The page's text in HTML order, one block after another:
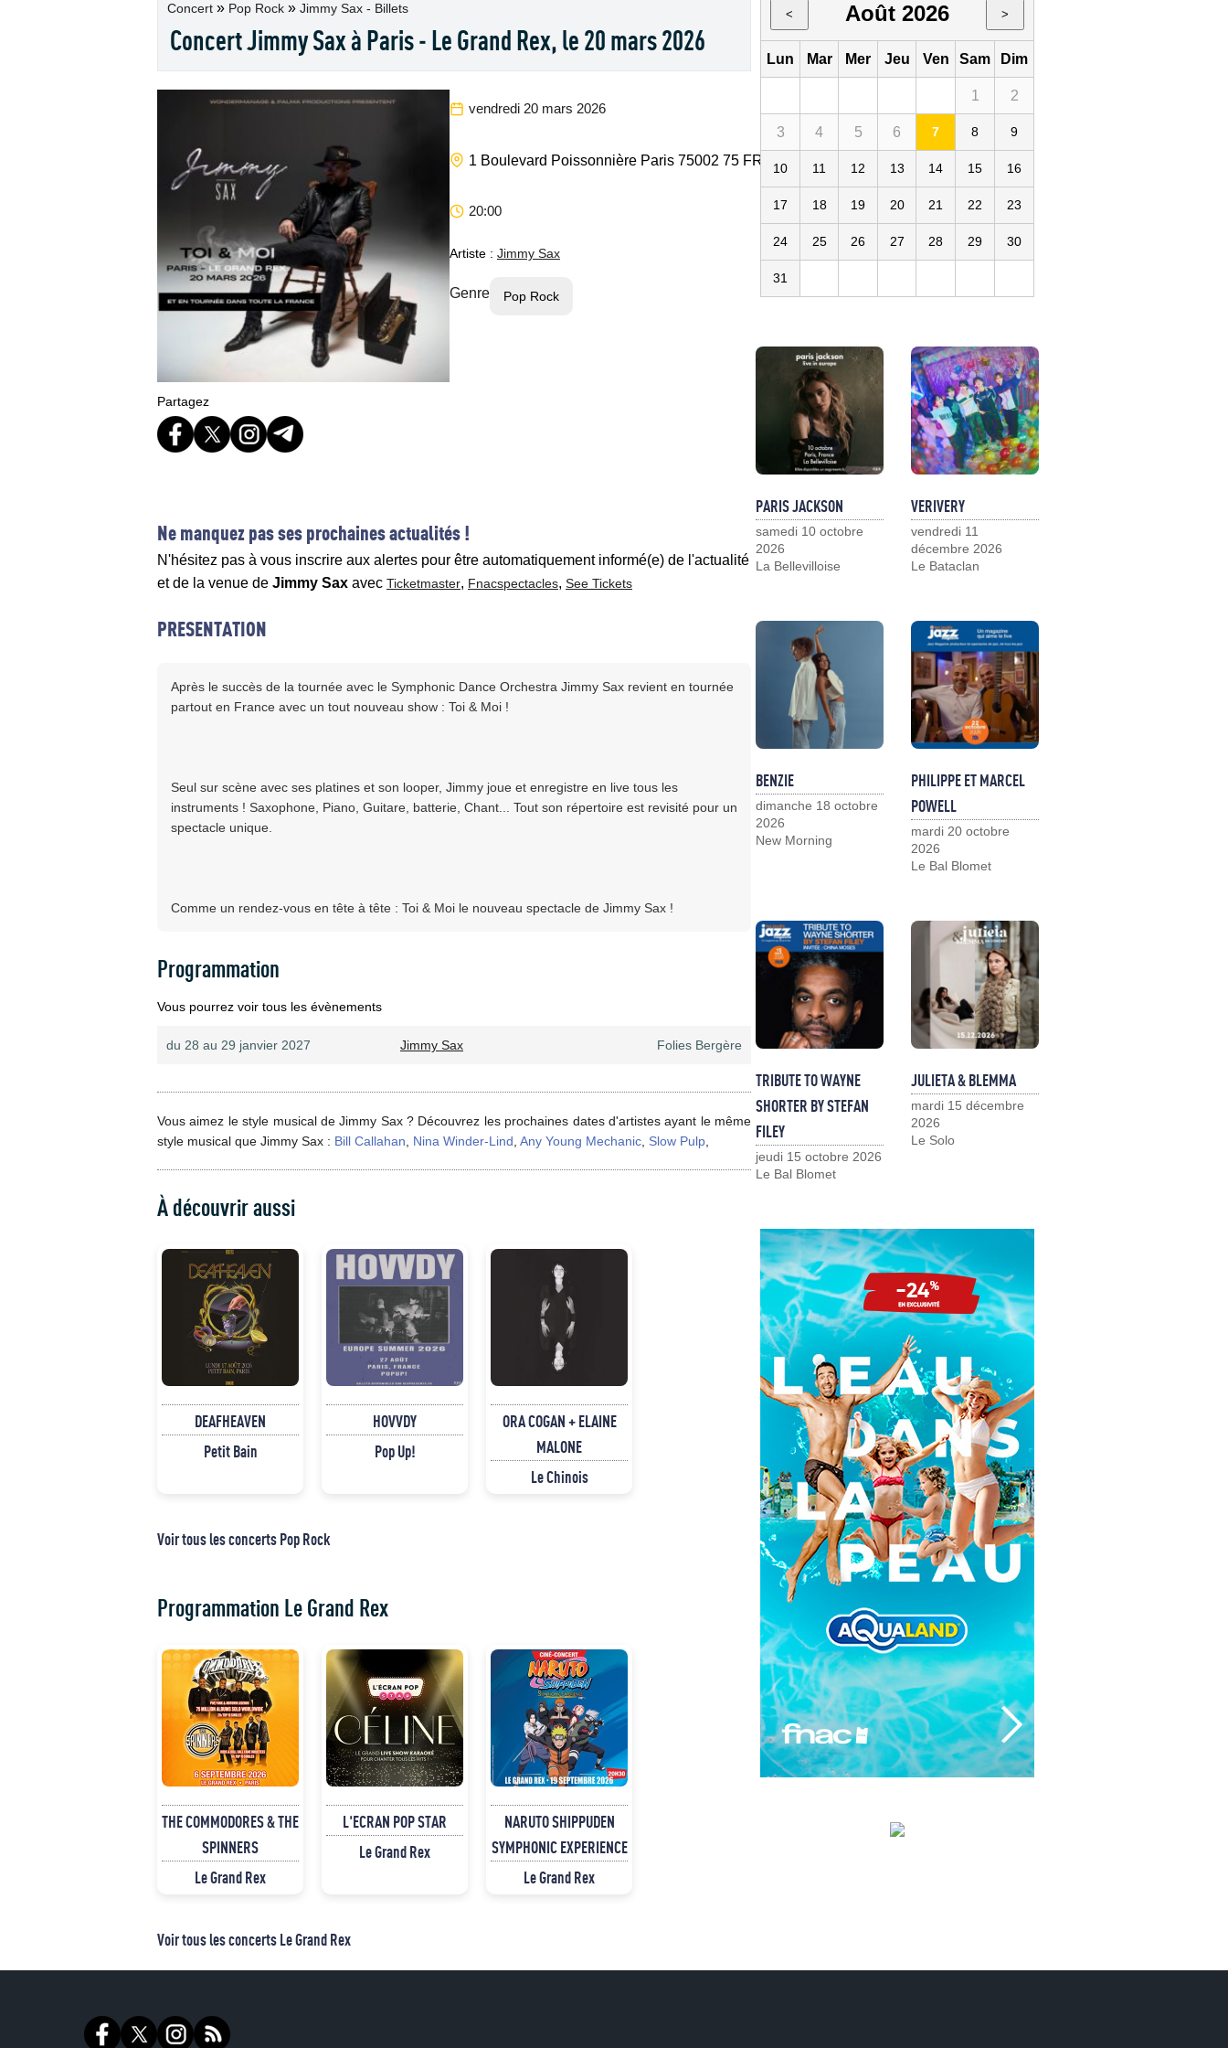
Concert » Pop Rock » Jimmy Sax - Billets
Concert Jimmy Sax à Paris - Le Grand Rex, le 20 mars 2026
vendredi 20 mars 2026
1 Boulevard Poissonnière Paris 75002 75 FR Le Grand Rex
20:00
Artiste : Jimmy Sax
Genre Pop Rock
Partagez
Ne manquez pas ses prochaines actualités !
N'hésitez pas à vous inscrire aux alertes pour être automatiquement informé(e) de l'actualité
et de la venue de Jimmy Sax avec Ticketmaster, Fnacspectacles, See Tickets
PRESENTATION
Après le succès de la tournée avec le Symphonic Dance Orchestra Jimmy Sax revient en tournée
partout en France avec un tout nouveau show : Toi & Moi !
Seul sur scène avec ses platines et son looper, Jimmy joue et enregistre en live tous les
instruments ! Saxophone, Piano, Guitare, batterie, Chant... Tout son répertoire est revisité pour un
spectacle unique.
Comme un rendez-vous en tête à tête : Toi & Moi le nouveau spectacle de Jimmy Sax !
Programmation
Vous pourrez voir tous les évènements
du 28 au 29 janvier 2027 Jimmy Sax Folies Bergère
Vous aimez le style musical de Jimmy Sax ? Découvrez les prochaines dates d'artistes ayant le même
style musical que Jimmy Sax : Bill Callahan Nina Winder-Lind Any Young Mechanic Slow Pulp
À découvrir aussi
DEAFHEAVEN
Petit Bain
HOVVDY
Pop Up!
ORA COGAN + ELAINE
MALONE
Le Chinois
Voir tous les concerts Pop Rock
Programmation Le Grand Rex
THE COMMODORES & THE
SPINNERS
Le Grand Rex
L'ECRAN POP STAR
Le Grand Rex
NARUTO SHIPPUDEN
SYMPHONIC EXPERIENCE
Le Grand Rex
Voir tous les concerts Le Grand Rex
< Août 2026 >
Lun Mar Mer Jeu Ven Sam Dim
1 2
3 4 5 6 7 8 9
10 11 12 13 14 15 16
17 18 19 20 21 22 23
24 25 26 27 28 29 30
31
PARIS JACKSON
samedi 10 octobre
2026
La Bellevilloise
VERIVERY
vendredi 11
décembre 2026
Le Bataclan
BENZIE
dimanche 18 octobre
2026
New Morning
PHILIPPE ET MARCEL
POWELL
mardi 20 octobre
2026
Le Bal Blomet
TRIBUTE TO WAYNE
SHORTER BY STEFAN
FILEY
jeudi 15 octobre 2026
Le Bal Blomet
JULIETA & BLEMMA
mardi 15 décembre
2026
Le Solo